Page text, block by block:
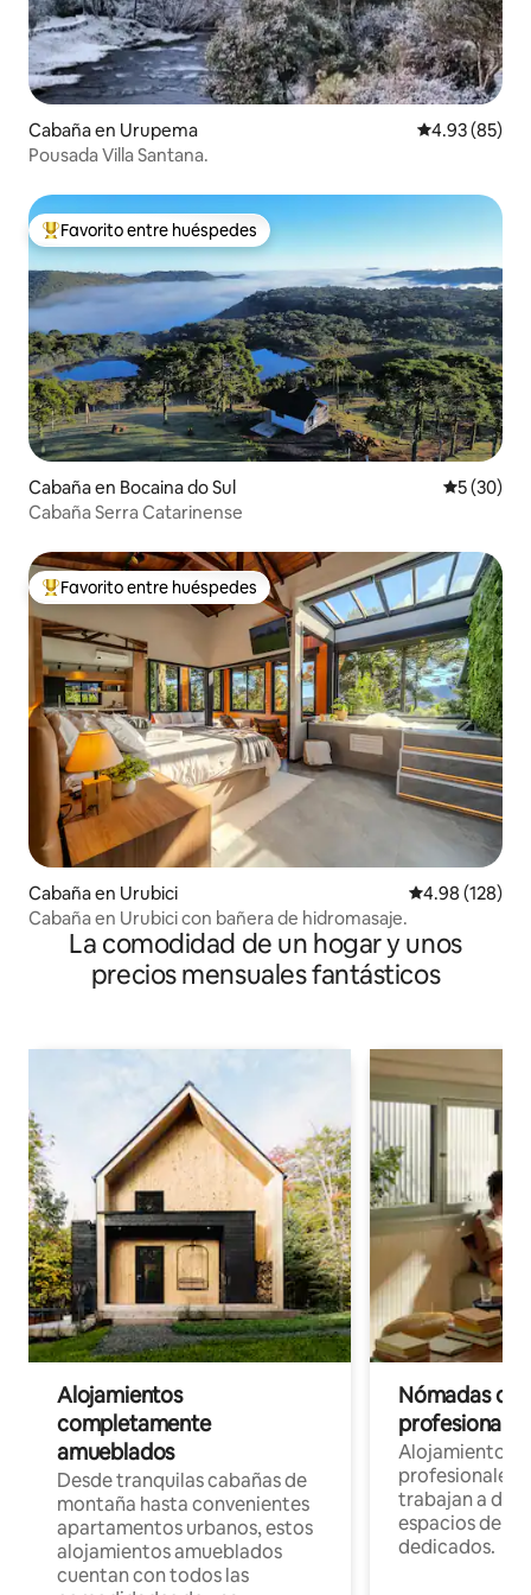
Cabaña en Urupema Calificación
4.93 (85)
Pousada Villa Santana.
Favorito entre huéspedes preferido
Favorito entre huéspedes
Cabaña en Bocaina do Sul
5 (30)
Cabaña Serra Catarinense
Favorito entre huéspedes preferido
Favorito entre huéspedes
Cabaña en Urubici Calificación
4.98 (128)
Cabaña en Urubici con bañera de hidromasaje.
La comodidad de un hogar y unos
precios mensuales fantásticos
Alojamientos
completamente
amueblados
Desde tranquilas cabañas de
montaña hasta convenientes
apartamentos urbanos, estos
alojamientos amueblados
cuentan con todos las
Nómadas
Alojamientos
profesionales
trabajan a
espacios de
dedicados.